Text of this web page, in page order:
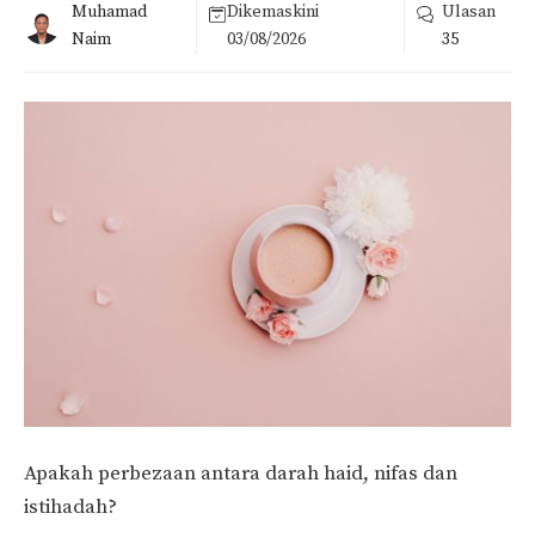
Muhamad
Naim
Dikemaskini
03/08/2026
Ulasan
35
Apakah perbezaan antara darah haid, nifas dan
istihadah?